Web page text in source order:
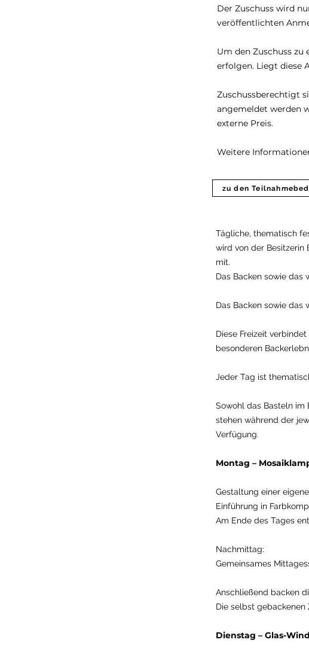
Der Zuschuss wird
veröffentlichten
Um den Zuschuss
erfolgen. Liegt diese
Zuschussberechtigt
angemeldet werden
externe Preis.
Weitere
zu den
Tägliche, thematisch
wird von der Besitzerin
mit.
Das Backen sowie das
Das Backen sowie das
Diese Freizeit
besonderen
Jeder Tag ist
Sowohl das Basteln im
stehen während der
Verfügung.
Montag –
Gestaltung einer
Einführung in
Am Ende des Tages
Nachmittag:
Gemeinsames
Anschließend backen
Die selbst
Dienstag – Glas-